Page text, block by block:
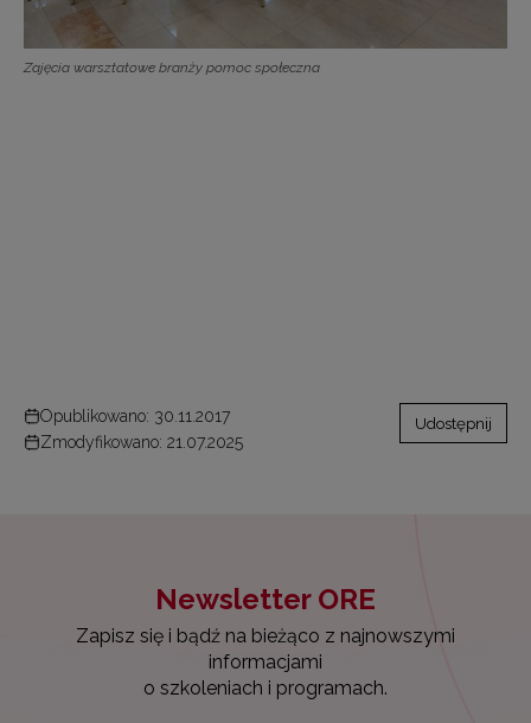
Zajęcia warsztatowe branży pomoc społeczna
Opublikowano: 30.11.2017
Zmodyfikowano: 21.07.2025
Udostępnij
Newsletter ORE
Zapisz się i bądź na bieżąco z najnowszymi
informacjami
o szkoleniach i programach.